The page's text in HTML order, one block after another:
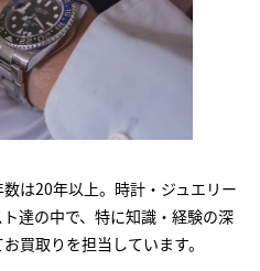
は20年以上。時計・ジュエリー
達の中で、特に知識・経験の深
買取りを担当しています。